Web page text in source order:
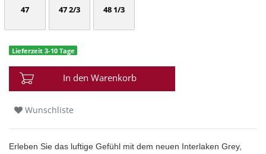
47 47 2/3 48 1/3
Lieferzeit 3-10 Tage
In den Warenkorb
Wunschliste
Erleben Sie das luftige Gefühl mit dem neuen Interlaken Grey,